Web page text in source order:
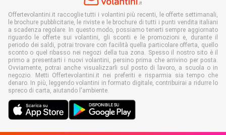
Offertevolantini.it raccoglie tutti i volantini più recenti, le offerte settimanali,
le brochure pubblicitarie, le riviste e le brochure di tutti i punti vendita italiani
a scadenza regolare. In questo modo, possiamo tenerti sempre aggiornato
riguardo le offerte sui volantini, gli sconti e le promozioni e, durante il
periodo dei saldi, potrai trovare con facilità quella particolare offerta, quello
sconto o quel ribasso nei negozi della tua zona. Spesso il nostro sito è il
primo a presentarti i nuovi volantini, persino prima che arrivino per posta.
Ovviamente, potrai anche visualizzarli sul posto di lavoro, a scuola o in
negozio. Metti Offertevolantini.it nei preferiti e risparmia sia tempo che
denaro. In più, leggendo volantini in formato digitale, contribuirai a ridurre lo
spreco di carta, aiutando l'ambiente.